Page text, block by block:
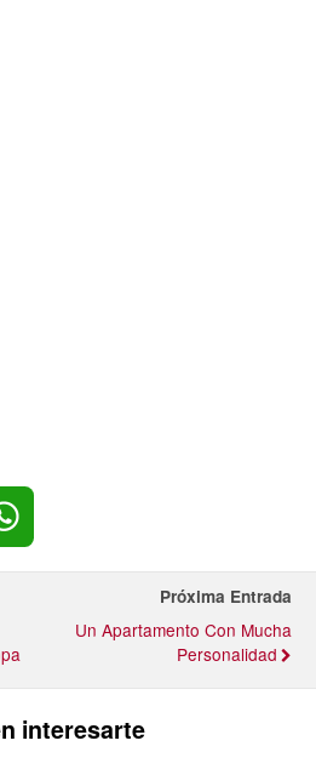
Próxima Entrada
Un Apartamento Con Mucha
Personalidad
interesarte